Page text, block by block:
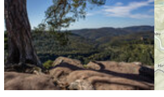
Aussichten. Die Tour führt
entfernten Wegelnburg
Aussichten wartet. Die
Burgruine Wegelnburg hat
5,5 km mit 286